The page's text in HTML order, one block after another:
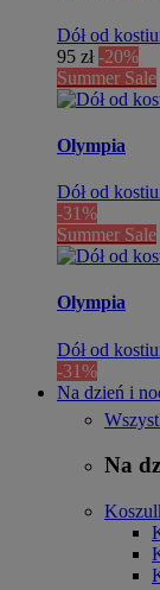
Dół od
95 zł -20%
Summer Sale
Olympia
Dół od
-31%
Summer Sale
Olympia
Dół od
-31%
Na dzień i
Na